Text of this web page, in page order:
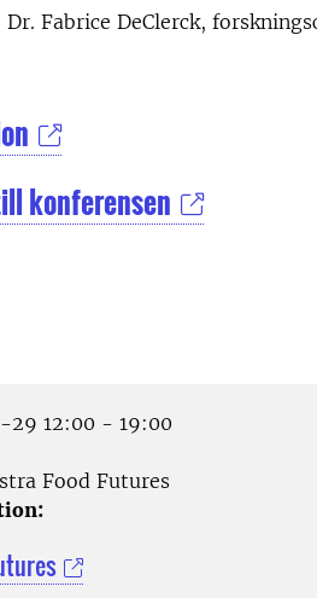
Fabrice DeClerck,
konferensen
29 12:00 - 19:00
Food Futures